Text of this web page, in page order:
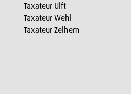
Taxateur Ulft
Taxateur Wehl
Taxateur Zelhem